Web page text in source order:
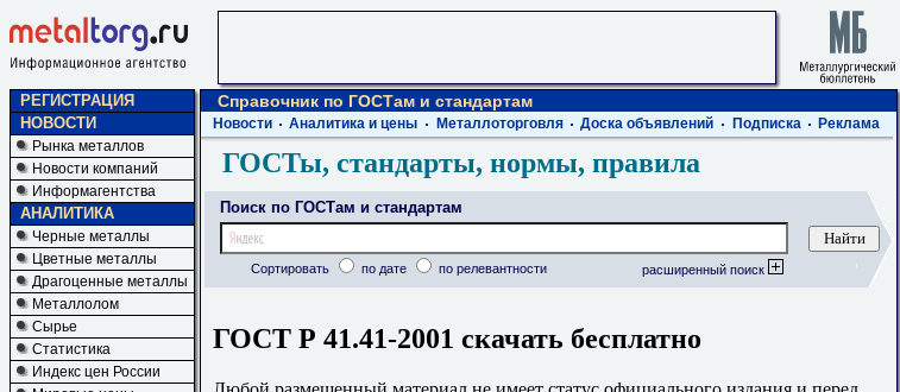
РЕГИСТРАЦИЯ
НОВОСТИ
Рынка металлов
Новости компаний
Информагентства
АНАЛИТИКА
Черные металлы
Цветные металлы
Драгоценные металлы
Металлолом
Сырье
Статистика
Индекс цен России
Справочник по ГОСТам и стандартам
Новости Аналитика и цены Металлоторговля Доска объявлений Подписка Реклама
ГОСТы, стандарты, нормы, правила
Поиск по ГОСТам и стандартам
Сортировать по дате по релевантности расширенный поиск
ГОСТ Р 41.41-2001 скачать бесплатно